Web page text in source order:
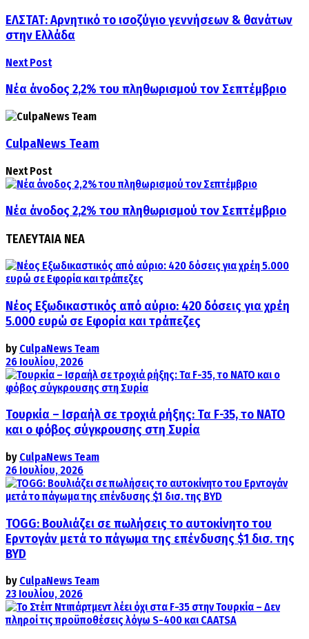
ΕΛΣΤΑΤ: Αρνητικό το ισοζύγιο γεννήσεων & θανάτων
στην Ελλάδα
Next Post
Νέα άνοδος 2,2% του πληθωρισμού τον Σεπτέμβριο
CulpaNews Team
Next Post
Νέα άνοδος 2,2% του πληθωρισμού τον Σεπτέμβριο
ΤΕΛΕΥΤΑΙΑ ΝΕΑ
Νέος Εξωδικαστικός από αύριο: 420 δόσεις για χρέη
5.000 ευρώ σε Εφορία και τράπεζες
by CulpaNews Team
26 Ιουλίου, 2026
Τουρκία – Ισραήλ σε τροχιά ρήξης: Τα F-35, το ΝΑΤΟ
και ο φόβος σύγκρουσης στη Συρία
by CulpaNews Team
26 Ιουλίου, 2026
TOGG: Βουλιάζει σε πωλήσεις το αυτοκίνητο του
Ερντογάν μετά το πάγωμα της επένδυσης $1 δισ. της
BYD
by CulpaNews Team
23 Ιουλίου, 2026